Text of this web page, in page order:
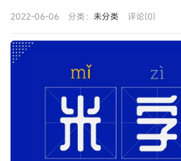
2022-06-06 分类： 未分类 评论(0)